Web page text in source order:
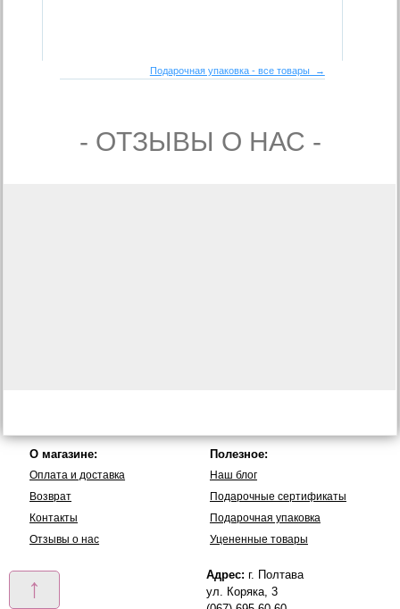
Подарочная упаковка - все товары →
- ОТЗЫВЫ О НАС -
↑
О магазине:
Оплата и доставка
Возврат
Контакты
Отзывы о нас
Полезное:
Наш блог
Подарочные сертификаты
Подарочная упаковка
Уцененные товары
Адрес: г. Полтава
ул. Коряка, 3